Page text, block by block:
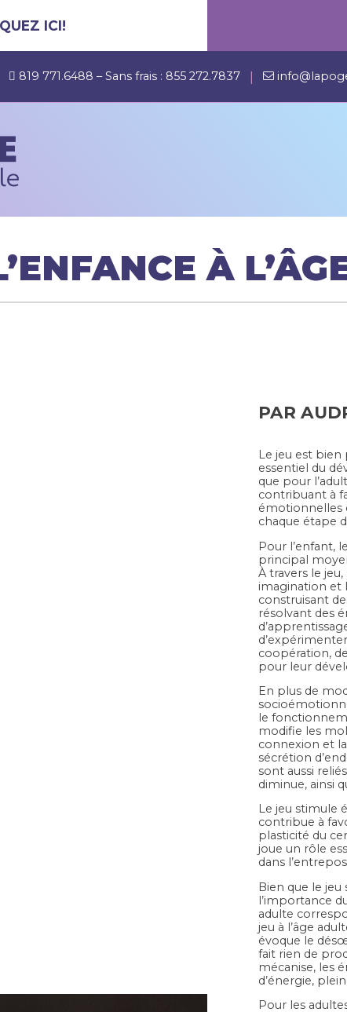
ICI!
819 771.6488 – Sans frais : 855 272.7837 |
À
PAR
Le jeu est bien
essentiel du
que pour
contribuant à
émotionnelles
chaque étape
Pour l’enfant,
principal
À travers le
imagination et
construisant
résolvant des
coopération,
pour leur
En plus de
le
modifie les
connexion et
sécrétion
sont aussi
diminue, ainsi
Le jeu stimule
contribue à
plasticité du
joue un rôle
dans
Bien que le
l’importance
adulte
jeu à l’âge
évoque le
fait rien de
mécanise, les
d’énergie,
Pour les